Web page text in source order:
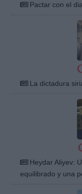
Pactar con el
La dictadura
Heydar Aliyev:
equilibrado y una